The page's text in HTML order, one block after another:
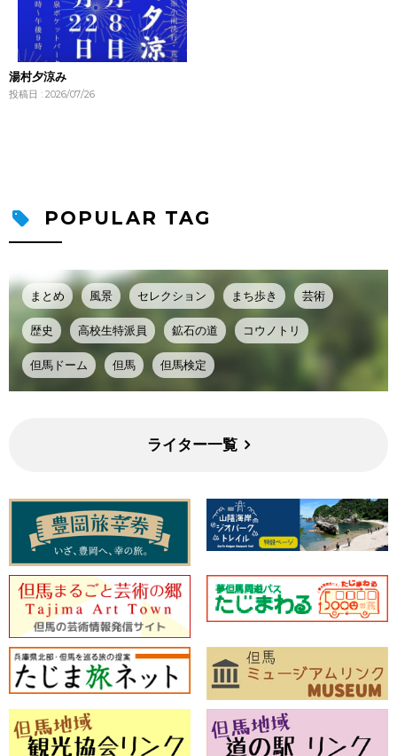
湯村夕涼み
投稿日 : 2026/07/26
POPULAR TAG
まとめ 風景 セレクション まち歩き 芸術
歴史 高校生特派員 鉱石の道 コウノトリ
但馬ドーム 但馬 但馬検定
ライター一覧